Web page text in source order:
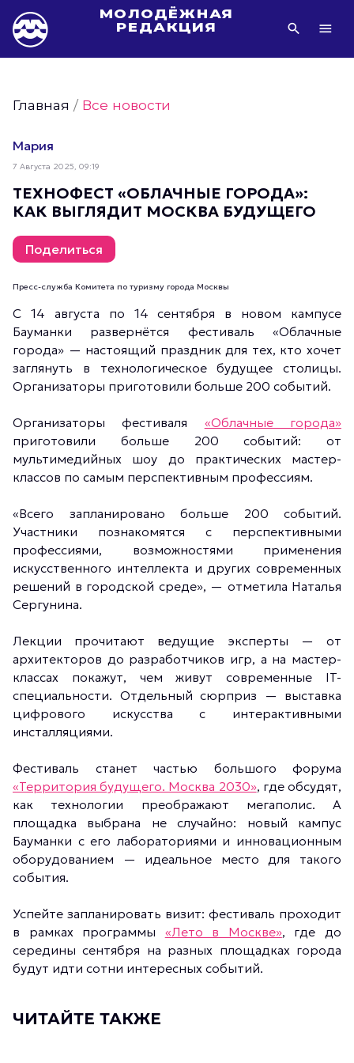
МОЛОДЁЖНАЯ
РЕДАКЦИЯ
Фотогалереи Молодёжи Москвы
Статьи Молодёжи Москвы
Молодёжь Москвы культурная
Молодёжь Москвы спортивная
Молодёжь Москвы в движении
Молодёжь Москвы здоровая
Молодёжь Москвы профессиональная
Молодёжь Москвы туристическая
Все новости
Главная /Все новости
Мария
7 Августа 2025, 09:19
ТЕХНОФЕСТ «ОБЛАЧНЫЕ ГОРОДА»:
КАК ВЫГЛЯДИТ МОСКВА БУДУЩЕГО
Поделиться
Пресс-служба Комитета по туризму города Москвы
С 14 августа по 14 сентября в новом кампусе
Бауманки развернётся фестиваль «Облачные
города» — настоящий праздник для тех, кто хочет
заглянуть в технологическое будущее столицы.
Организаторы приготовили больше 200 событий.
Организаторы фестиваля «Облачные города»
приготовили больше 200 событий: от
мультимедийных шоу до практических мастер-
классов по самым перспективным профессиям.
«Всего запланировано больше 200 событий.
Участники познакомятся с перспективными
профессиями, возможностями применения
искусственного интеллекта и других современных
решений в городской среде», — отметила Наталья
Сергунина.
Лекции прочитают ведущие эксперты — от
архитекторов до разработчиков игр, а на мастер-
классах покажут, чем живут современные IT-
специальности. Отдельный сюрприз — выставка
цифрового искусства с интерактивными
инсталляциями.
Фестиваль станет частью большого форума
«Территория будущего. Москва 2030», где обсудят,
как технологии преображают мегаполис. А
площадка выбрана не случайно: новый кампус
Бауманки с его лабораториями и инновационным
оборудованием — идеальное место для такого
события.
Успейте запланировать визит: фестиваль проходит
в рамках программы «Лето в Москве», где до
середины сентября на разных площадках города
будут идти сотни интересных событий.
ЧИТАЙТЕ ТАКЖЕ